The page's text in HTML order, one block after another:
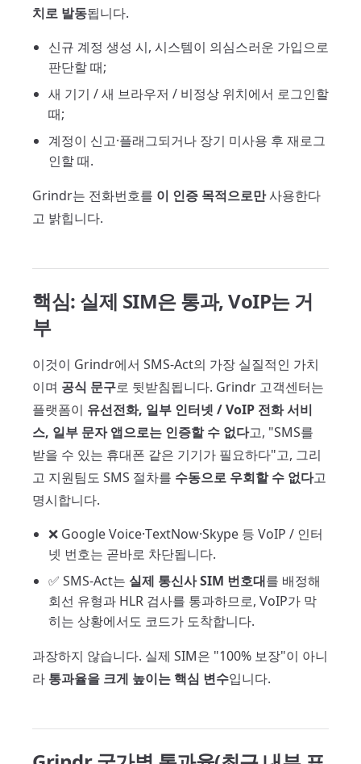
치로 발동됩니다.
신규 계정 생성 시, 시스템이 의심스러운 가입으로
판단할 때;
새 기기 / 새 브라우저 / 비정상 위치에서 로그인할
때;
계정이 신고·플래그되거나 장기 미사용 후 재로그
인할 때.
Grindr는 전화번호를 이 인증 목적으로만사용한다
고 밝힙니다.
핵심: 실제 SIM은 통과, VoIP는 거
부
이것이 Grindr에서 SMS-Act의 가장 실질적인 가치
이며 공식 문구로 뒷받침됩니다. Grindr 고객센터는
플랫폼이 유선전화, 일부 인터넷 / VoIP 전화 서비
스, 일부 문자 앱으로는 인증할 수 없다고, "SMS를
받을 수 있는 휴대폰 같은 기기가 필요하다"고, 그리
고 지원팀도 SMS 절차를 수동으로 우회할 수 없다고
명시합니다.
❌ Google Voice·TextNow·Skype 등 VoIP / 인터
넷 번호는 곧바로 차단됩니다.
✅ SMS-Act는 실제 통신사 SIM 번호대를 배정해
회선 유형과 HLR 검사를 통과하므로, VoIP가 막
히는 상황에서도 코드가 도착합니다.
과장하지 않습니다. 실제 SIM은 "100% 보장"이 아니
라 통과율을 크게 높이는 핵심 변수입니다.